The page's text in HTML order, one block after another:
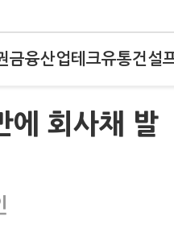
금융산업테크유통건설
에 회사채 발